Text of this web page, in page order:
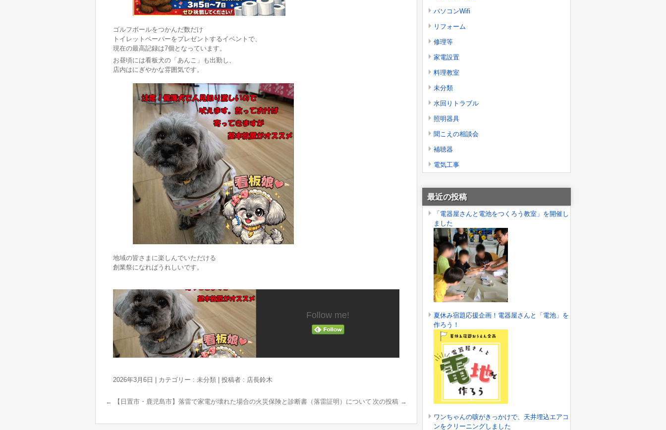
ゴルフボールをつかんだ数だけ
トイレットペーパーをプレゼントするイベントで、
現在の最高記録は7個となっています。
お昼頃には看板犬の「あんこ」も出勤し、
店内はにぎやかな雰囲気です。
地域の皆さまに楽しんでいただける
創業祭になればうれしいです。
Follow me!
2026年3月6日 カテゴリー : 未分類 投稿者 : 店長鈴木
← 【日置市・鹿児島市】落雷で家電が壊れた場合の火災保険と診断書（落雷証明）について 次の投稿 →
パソコンWifi
リフォーム
修理等
家電設置
料理教室
未分類
水回りトラブル
照明器具
聞こえの相談会
補聴器
電気工事
最近の投稿
「電器屋さんと電池をつくろう教室」を開催し
ました
夏休み宿題応援企画！電器屋さんと「電池」を
作ろう！
ワンちゃんの咳がきっかけで、天井埋込エアコ
ンをクリーニングしました